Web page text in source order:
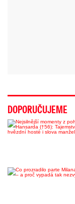
DOPORUČUJEME